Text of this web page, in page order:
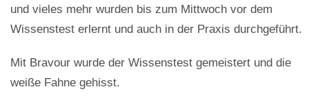
und vieles mehr wurden bis zum Mittwoch vor dem
Wissenstest erlernt und auch in der Praxis durchgeführt.
Mit Bravour wurde der Wissenstest gemeistert und die
weiße Fahne gehisst.